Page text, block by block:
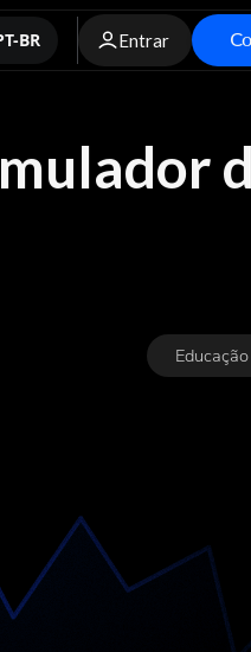
BR Entrar
Educação